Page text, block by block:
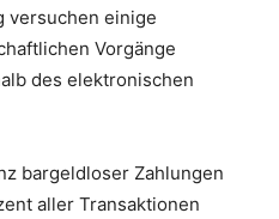
versuchen einige
Vorgänge
des elektronischen
bargeldloser Zahlungen
aller Transaktionen